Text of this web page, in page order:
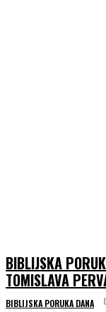
BIBLIJSKA
TOMISLAVA
BIBLIJSKA PORUKA DANA